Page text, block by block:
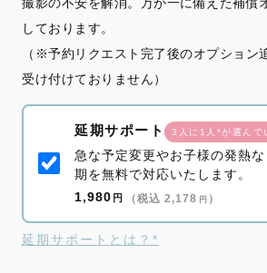
しております。
（※予約リクエスト完了後のオプション
受け付けておりません）
延期サポート 3人に1人*が選んで
急な予定変更やお子様の発熱
期を無料で対応いたします。
1,980 円 （税込 2,178 円 ）
延期サポートとは？*